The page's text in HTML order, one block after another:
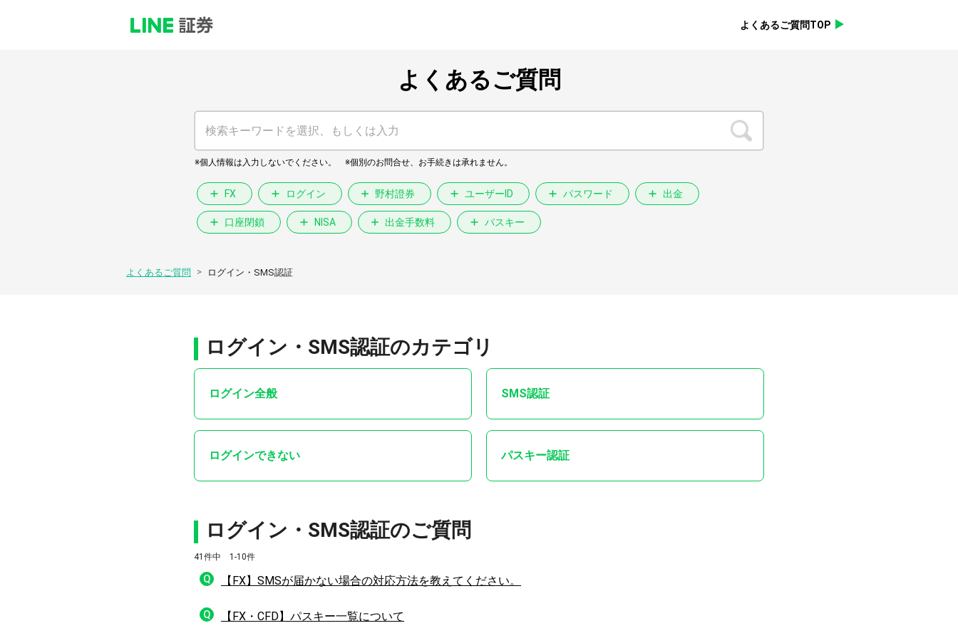
よくあるご質問TOP
よくあるご質問
FX ログイン 野村證券 ユーザーID パスワード 出金
口座閉鎖 NISA 出金手数料 パスキー
よくあるご質問 > ログイン・SMS認証
ログイン・SMS認証のカテゴリ
ログイン全般 SMS認証
ログインできない パスキー認証
ログイン・SMS認証のご質問
41件中 1-10件
Q 【FX】SMSが届かない場合の対応方法を教えてください。
Q 【FX・CFD】パスキー一覧について